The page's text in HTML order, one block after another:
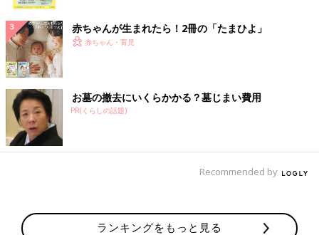
月は全く仕事を受けていないとおっしゃる方も。
我が家は『学校は休みたくない』と言う子どもの意思を尊重した
結果、本番10日前くらいにインフルエンザに罹って出席停止とい
うことに…。結果的に体調が回復してからの出席停止期間中は家
で受験勉強をしていました。
私自身は、試験当日が偶然、仕事の休日と重なっていたため休む
こともなく、直前だからと仕事をセーブすることもなく、普通に
出勤していました。
試験当日は、朝は夫が会場まで送ってから出勤し、試験が終わる
時間に私が電車で迎えに行きました。子どもの話では、学校で待
機している保護者のために待機場所があったとのことで、ずっと
■ 試験は大人が付き添うものなので受験回数分休むのでは？
「試験がある日は誰か大人が付き添うことになるので、保護者1
赤ちゃんが生まれたら！2冊の「たまひよ」
赤ちゃん・育児
お墓の撤去にいくらかかる？墓じまい費用
PR(くらしの話題)
Recommended by
ランキングをもっと見る